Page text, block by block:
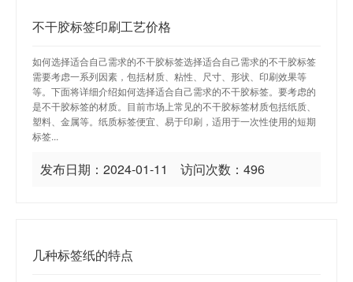
不干胶标签印刷工艺价格
如何选择适合自己需求的不干胶标签选择适合自己需求的不干胶标签
需要考虑一系列因素，包括材质、粘性、尺寸、形状、印刷效果等
等。下面将详细介绍如何选择适合自己需求的不干胶标签。要考虑的
是不干胶标签的材质。目前市场上常见的不干胶标签材质包括纸质、
塑料、金属等。纸质标签便宜、易于印刷，适用于一次性使用的短期
标签...
发布日期：2024-01-11 访问次数：496
几种标签纸的特点